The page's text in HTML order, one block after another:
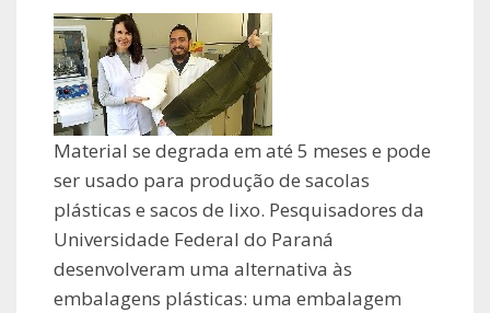
Material se degrada em até 5 meses e pode
ser usado para produção de sacolas
plásticas e sacos de lixo. Pesquisadores da
Universidade Federal do Paraná
desenvolveram uma alternativa às
embalagens plásticas: uma embalagem